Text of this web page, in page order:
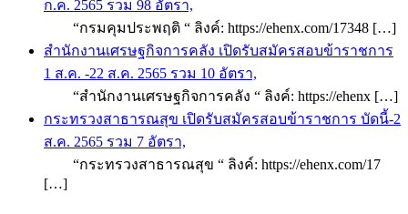
ก.ค. 2565 รวม 98 อัตรา,
“กรมคุมประพฤติ “ ลิงค์: https://ehenx.com/17348 […]
สำนักงานเศรษฐกิจการคลัง เปิดรับสมัครสอบข้าราชการ
1 ส.ค. -22 ส.ค. 2565 รวม 10 อัตรา,
“สำนักงานเศรษฐกิจการคลัง “ ลิงค์: https://ehenx […]
กระทรวงสาธารณสุข เปิดรับสมัครสอบข้าราชการ บัดนี้-2
ส.ค. 2565 รวม 7 อัตรา,
“กระทรวงสาธารณสุข “ ลิงค์: https://ehenx.com/17
[…]